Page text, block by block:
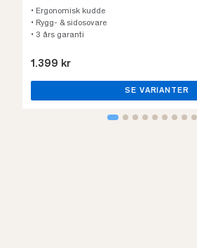
• Ergonomisk kudde
• Rygg- & sidosovare
• 3 års garanti
1.399 kr
SE VARIANTER